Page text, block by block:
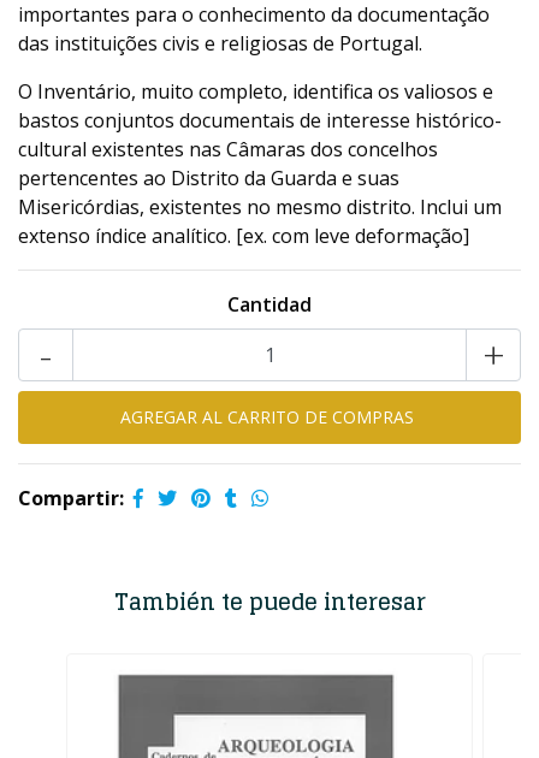
importantes para o conhecimento da documentação
das instituições civis e religiosas de Portugal.
O Inventário, muito completo, identifica os valiosos e
bastos conjuntos documentais de interesse histórico-
cultural existentes nas Câmaras dos concelhos
pertencentes ao Distrito da Guarda e suas
Misericórdias, existentes no mesmo distrito. Inclui um
extenso índice analítico. [ex. com leve deformação]
Cantidad
+
-
Compartir:
También te puede interesar